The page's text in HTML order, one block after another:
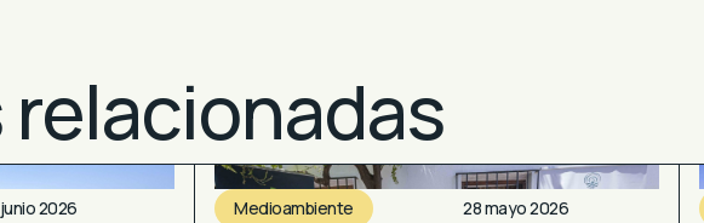
2026 Medioambiente 28 mayo 2026